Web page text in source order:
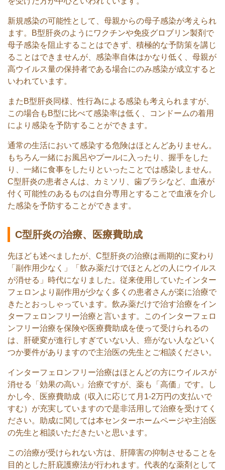
新規感染の可能性として、母親からの母子感染が考えられ
ます。B型肝炎のようにワクチンや免疫グロブリン製剤で
母子感染を阻止することはできず、積極的な予防策を講じ
ることはできませんが、感染率自体はかなり低く、母親が
高ウイルス量の保持者である場合にのみ感染が成立すると
いわれています。
またB型肝炎同様、性行為による感染も考えられますが、
この場合もB型に比べて感染率は低く、コンドームの着用
により感染を予防することができます。
通常の生活において感染する危険はほとんどありません。
もちろん一緒にお風呂やプールに入ったり、握手をした
り、一緒に食事をしたりといったことでは感染しません。
C型肝炎の患者さんは、カミソリ、歯ブラシなど、血液が
付く可能性のあるものは自分専用とすることで血液を介し
た感染を予防することができます。
C型肝炎の治療、医療費助成
先ほども述べましたが、C型肝炎の治療は画期的に変わり
「副作用少なく」「飲み薬だけでほとんどの人にウイルス
が消せる」時代になりました。従来使用していたインター
フェロンより副作用が少なく多くの患者さんが楽に治療で
きたとおっしゃっています。飲み薬だけで治す治療をイン
ターフェロンフリー治療と言います。このインターフェロ
ンフリー治療を保険や医療費助成を使って受けられるの
は、肝硬変が進行しすぎていない人、癌がない人などいく
つか要件がありますので主治医の先生とご相談ください。
インターフェロンフリー治療はほとんどの方にウイルスが
消せる「効果の高い」治療ですが、薬も「高価」です。し
かし今、医療費助成（収入に応じて月1-2万円の支払いで
すむ）が充実していますので是非活用して治療を受けてく
ださい。助成に関しては本センターホームページや主治医
の先生と相談いただきたいと思います。
この治療が受けられない方は、肝障害の抑制させることを
目的とした肝庇護療法が行われます。代表的な薬剤として